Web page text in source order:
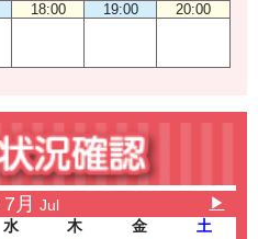
18:00 19:00 20:00
7月 Jul
▶
水 木 金
土